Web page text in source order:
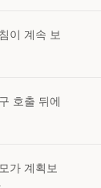
이 계속 보
호출 뒤에
가 계획보